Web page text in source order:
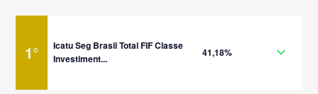
1°
Icatu Seg Brasil Total FIF Classe
Investiment...
41,18%